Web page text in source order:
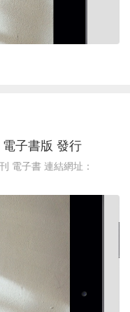
子書版 發行
電子書 連結網址：